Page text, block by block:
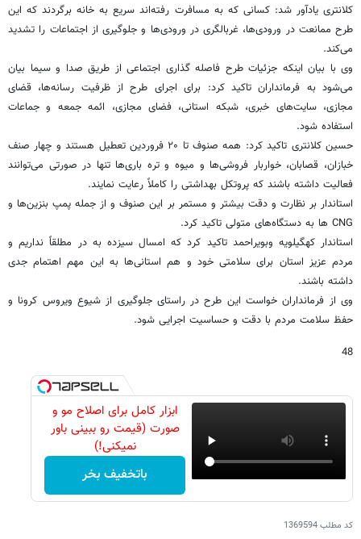
کلانتری یادآور شد: کسانی که به مسافرت رفته‌اند سریع به خانه برگردند که این
طرح ممانعت در ورودی‌ها، غربالگری در ورودی‌ها و جلوگیری از اجتماعات را تشدید
می‌کند.
وی با بیان اینکه جزئیات طرح فاصله گذاری اجتماعی از طریق صدا و سیما بیان
می‌شود به فرمانداران تاکید کرد: برای اجرای طرح از ظرفیت رسانه‌ها، قضای
مجازی، سایت‌های خبری، شبکه استانی، فضای مجازی، ائمه جمعه و جماعات
استفاده شود.
حسین کلانتری تاکید کرد: همه صنوف تا ۲۰ فروردین تعطیل هستند و چهار صنف
خبازان، قصابان، خواربار فروشی‌ها و میوه و تره باری‌ها تنها در صورتی می‌توانند
فعالیت داشته باشند که پروتکل بهداشتی را کاملاً رعایت نمایند.
استاندار بر نظارت و دقت بیشتر و مستمر بر این صنوف و از جمله پمپ بنزین‌ها و
CNG ها به دستگاه‌های متولی تاکید کرد.
استاندار کهگیلویه وبویراحمد تاکید کرد که امسال سیزده به در مطلقاً نداریم و
مردم عزیز استان برای سلامتی خود و هم استانی‌ها به این مهم اهتمام جدی
داشته باشند.
وی از فرمانداران خواست این طرح در راستای جلوگیری از شیوع ویروس کرونا و
حفظ سلامت مردم با دقت و حساسیت اجرایی شود.
48
ابزار کامل برای اصلاح مو و
صورت (قیمت رو ببینی باور
نمیکنی!)
باتخفیف بخر
کد مطلب1369594